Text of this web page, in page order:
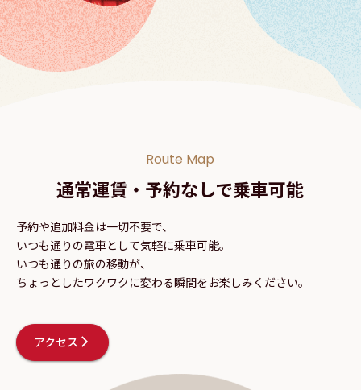
Route Map
通常運賃・予約なしで乗車可能
予約や追加料金は一切不要で、
いつも通りの電車として気軽に乗車可能。
いつも通りの旅の移動が、
ちょっとしたワクワクに変わる瞬間をお楽しみください。
アクセス